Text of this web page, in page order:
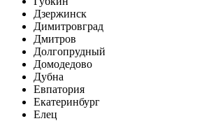
Дзержинск
Димитровград
Дмитров
Долгопрудный
Домодедово
Дубна
Евпатория
Екатеринбург
Елец